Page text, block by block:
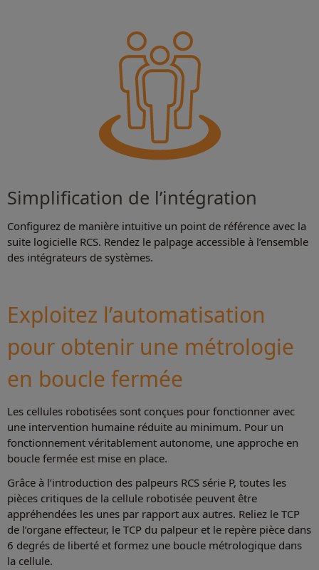
Simplification de l’intégration
Configurez de manière intuitive un point de référence avec la
suite logicielle RCS. Rendez le palpage accessible à l’ensemble
des intégrateurs de systèmes.
Exploitez l’automatisation
pour obtenir une métrologie
en boucle fermée
Les cellules robotisées sont conçues pour fonctionner avec
une intervention humaine réduite au minimum. Pour un
fonctionnement véritablement autonome, une approche en
boucle fermée est mise en place.
Grâce à l’introduction des palpeurs RCS série P, toutes les
pièces critiques de la cellule robotisée peuvent être
appréhendées les unes par rapport aux autres. Reliez le TCP
de l’organe effecteur, le TCP du palpeur et le repère pièce dans
6 degrés de liberté et formez une boucle métrologique dans
la cellule.